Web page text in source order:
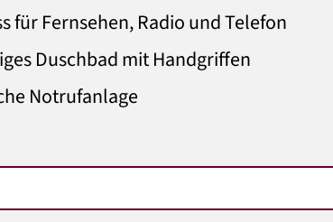
für Fernsehen, Radio und Telefon
Duschbad mit Handgriffen
Notrufanlage